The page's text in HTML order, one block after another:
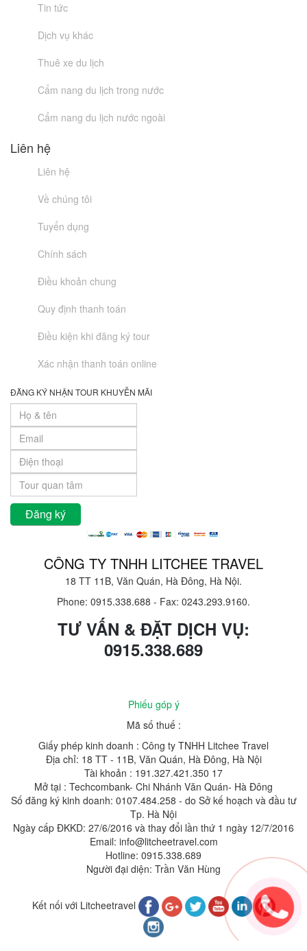
Tin tức
Dịch vụ khác
Thuê xe du lịch
Cẩm nang du lịch trong nước
Cẩm nang du lịch nước ngoài
Liên hệ
Liên hệ
Về chúng tôi
Tuyển dụng
Chính sách
Điều khoản chung
Quy định thanh toán
Điều kiện khi đăng ký tour
Xác nhận thanh toán online
ĐĂNG KÝ NHẬN TOUR KHUYỄN MÃI
CÔNG TY TNHH LITCHEE TRAVEL
18 TT 11B, Văn Quán, Hà Đông, Hà Nội.
Phone: 0915.338.688 - Fax: 0243.293.9160.
TƯ VẤN & ĐẶT DỊCH VỤ:
0915.338.689
Phiếu góp ý
Mã số thuế :
Giấy phép kinh doanh : Công ty TNHH Litchee Travel
Địa chỉ: 18 TT - 11B, Văn Quán, Hà Đông, Hà Nội
Tài khoản : 191.327.421.350 17
Mở tại : Techcombank- Chi Nhánh Văn Quán- Hà Đông
Số đăng ký kinh doanh: 0107.484.258 - do Sở kế hoạch và đầu tư
Tp. Hà Nội
Ngày cấp ĐKKD: 27/6/2016 và thay đổi lần thứ 1 ngày 12/7/2016
Email: info@litcheetravel.com
Hotline: 0915.338.689
Người đại diện: Trần Văn Hùng
Kết nối với Litcheetravel